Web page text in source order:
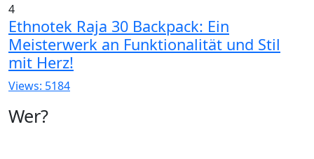
4
Ethnotek Raja 30 Backpack: Ein
Meisterwerk an Funktionalität und Stil
mit Herz!
Views: 5184
Wer?